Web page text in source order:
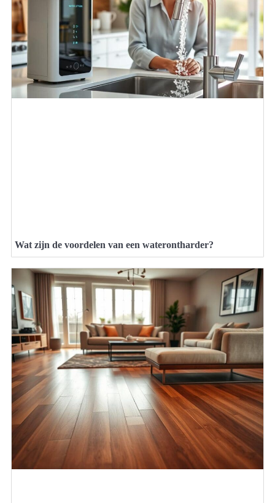
Wat zijn de voordelen van een waterontharder?